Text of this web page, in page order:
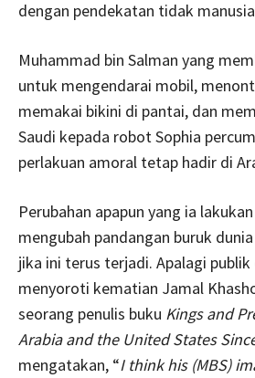
dengan pendekatan tidak
Muhammad bin Salman yang
untuk mengendarai mobil,
memakai bikini di pantai, dan
Saudi kepada robot Sophia
perlakuan amoral tetap hadir di
Perubahan apapun yang ia
mengubah pandangan buruk
jika ini terus terjadi. Apalagi
menyoroti kematian Jamal
seorang penulis buku Kings and
Arabia and the United States
mengatakan, “I think his (MBS)